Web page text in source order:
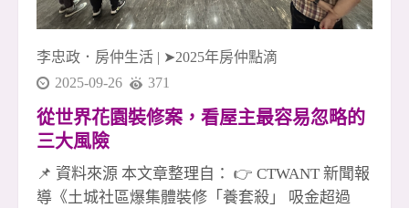
李忠政．房仲生活 | ➤2025年房仲點滴
2025-09-26
371
從世界花園裝修案，看屋主最容易忽略的
三大風險
📌 資料來源 本文章整理自： 👉 CTWANT 新聞報
導《土城社區爆集體裝修「養套殺」 吸金超過